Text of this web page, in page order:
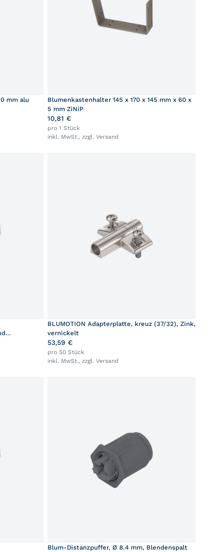
mm alu
Blumenkastenhalter 145 x 170 x 145 mm x 60 x
5 mm ZiNiP
10,81 €
pro 1 Stück
inkl. MwSt., zzgl. Versand
BLUMOTION Adapterplatte, kreuz (37/32), Zink,
vernickelt
53,59 €
pro 50 Stück
inkl. MwSt., zzgl. Versand
Blum-Distanzpuffer, Ø 8.4 mm, Blendenspalt